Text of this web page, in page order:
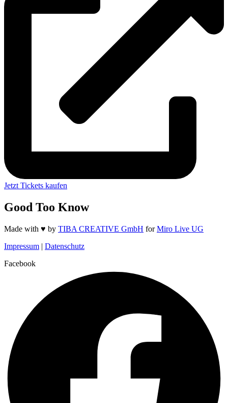
Jetzt Tickets kaufen
Good Too Know
Made with ♥️ by TIBA CREATIVE GmbH forMiro Live UG
Impressum | Datenschutz
Facebook